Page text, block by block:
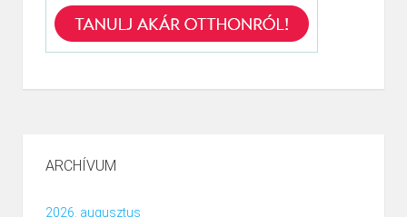
ARCHÍVUM
2026. augusztus